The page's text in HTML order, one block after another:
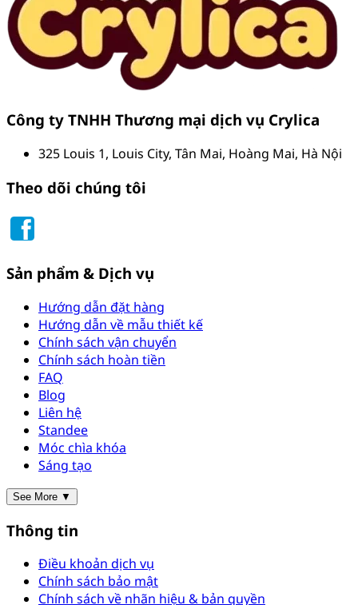
Công ty TNHH Thương mại dịch vụ Crylica
325 Louis 1, Louis City, Tân Mai, Hoàng Mai, Hà Nội
Theo dõi chúng tôi
Sản phẩm & Dịch vụ
Hướng dẫn đặt hàng
Hướng dẫn về mẫu thiết kế
Chính sách vận chuyển
Chính sách hoàn tiền
FAQ
Blog
Liên hệ
Standee
Móc chìa khóa
Sáng tạo
See More ▼
Thông tin
Điều khoản dịch vụ
Chính sách bảo mật
Chính sách về nhãn hiệu & bản quyền